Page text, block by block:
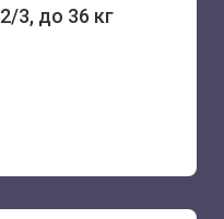
3, до 36 кг